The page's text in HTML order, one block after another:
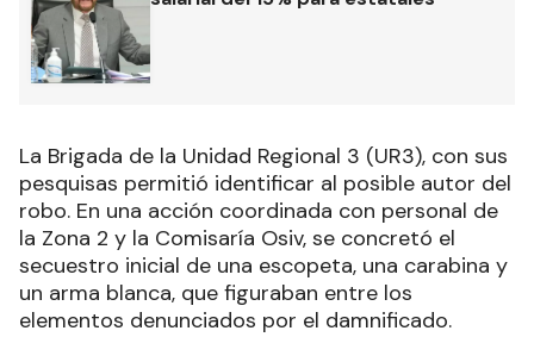
La Brigada de la Unidad Regional 3 (UR3), con sus
pesquisas permitió identificar al posible autor del
robo. En una acción coordinada con personal de
la Zona 2 y la Comisaría Osiv, se concretó el
secuestro inicial de una escopeta, una carabina y
un arma blanca, que figuraban entre los
elementos denunciados por el damnificado.